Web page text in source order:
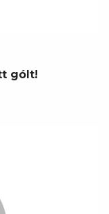
gólt!